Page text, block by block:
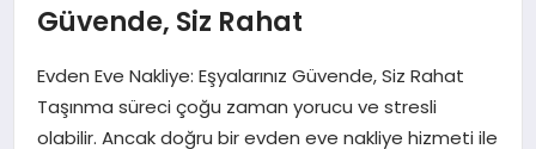
SIYASET
Güvende, Siz Rahat
Evden Eve Nakliye: Eşyalarınız Güvende, Siz Rahat
Taşınma süreci çoğu zaman yorucu ve stresli
olabilir. Ancak doğru bir evden eve nakliye hizmeti ile